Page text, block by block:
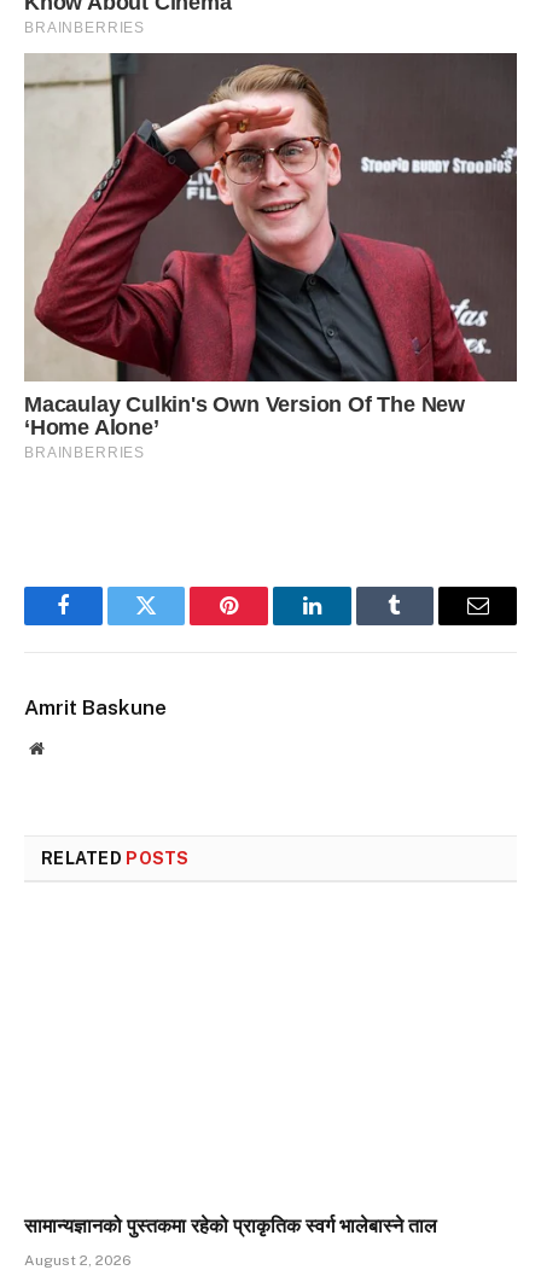
FacebookTwitter Pinterest LinkedInTumblr Email
Amrit Baskune
Website
RELATED POSTS
सामान्यज्ञानको पुस्तकमा रहेको प्राकृतिक स्वर्ग भालेबास्ने ताल
August 2, 2026